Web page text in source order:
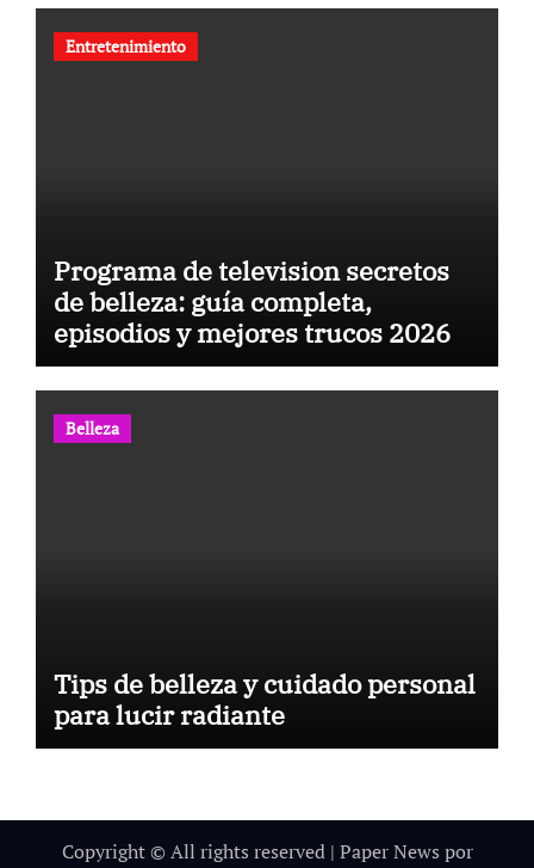
Entretenimiento
Programa de television secretos
de belleza: guía completa,
episodios y mejores trucos 2026
Belleza
Tips de belleza y cuidado personal
para lucir radiante
Copyright © All rights reserved | Paper News por